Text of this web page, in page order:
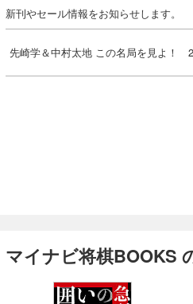
新刊やセール情報をお知らせします。
先崎学＆中村太地 この名局を見よ！
マイナビ将棋BOOKS